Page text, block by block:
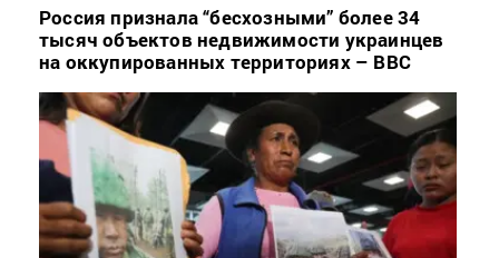
Россия признала “бесхозными” более 34
тысяч объектов недвижимости украинцев
на оккупированных территориях – BBC